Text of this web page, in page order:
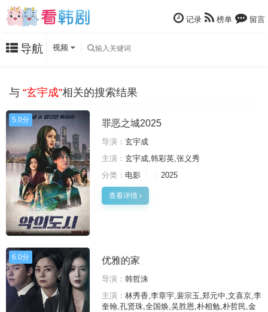
记录 榜单 留言
导航 视频
与 “玄宇成”相关的搜索结果
5.0分 罪恶之城2025
导演： 玄宇成
主演： 玄宇成,韩彩英,张义秀
分类： 电影 2025
查看详情
6.0分 优雅的家
导演： 韩哲洙
主演： 林秀香,李章宇,裴宗玉,郑元中,文喜京,李
奎翰,孔贤珠,全国焕,吴胜恩,朴相勉,朴哲民,金